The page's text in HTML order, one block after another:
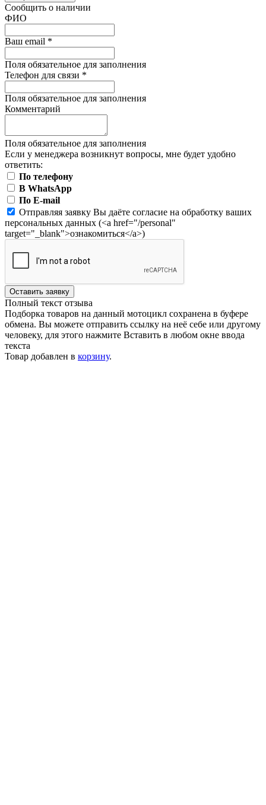
Сообщить о наличии
ФИО
Ваш email *
Поля обязательное для заполнения
Телефон для связи *
Поля обязательное для заполнения
Комментарий
Поля обязательное для заполнения
Если у менеджера возникнут вопросы, мне будет удобно
ответить:
По телефону
В WhatsApp
По E-mail
Отправляя заявку Вы даёте согласие на обработку ваших
персональных данных (<a href="/personal"
target="_blank">ознакомиться</a>)
Оставить заявку
Полный текст отзыва
Подборка товаров на данный мотоцикл сохранена в буфере
обмена. Вы можете отправить ссылку на неё себе или другому
человеку, для этого нажмите Вставить в любом окне ввода
текста
Товар добавлен в корзину.